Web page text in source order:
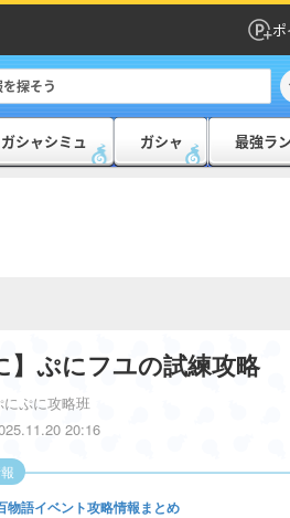
ガシャシミュ ガシャ 最強ラ
】ぷにフユの試練攻略
ぷに攻略班
20:16
物語イベント攻略情報まとめ